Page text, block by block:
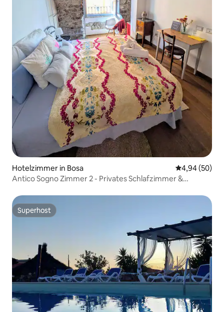
Hotelzimmer in Bosa
4,94 (50)
Antico Sogno Zimmer 2 - Privates Schlafzimmer &
Superhost
Superhost